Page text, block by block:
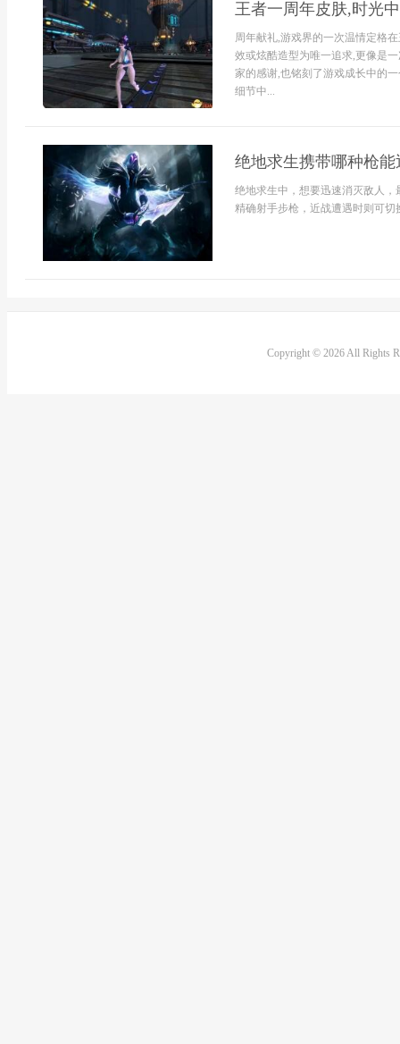
王者一周年皮肤,时光
周年献礼,游戏界的一次温情定格
效或炫酷造型为唯一追求,更像是
家的感谢,也铭刻了游戏成长中的
细节中...
绝地求生携带哪种枪
绝地求生中，想要迅速消灭敌人
精确射手步枪，近战遭遇时则可切
Copyright © 2026 All Rights